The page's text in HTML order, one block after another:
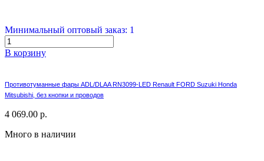
Минимальный оптовый заказ: 1
В корзину
Противотуманные фары ADL/DLAA RN3099-LED Renault FORD Suzuki Honda
Mitsubishi, без кнопки и проводов
4 069.00 р.
Много в наличии